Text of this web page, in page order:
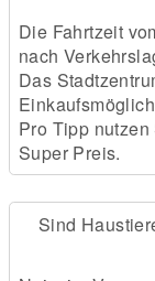
Die Fahrtzeit
nach
Das
Pro Tipp
Super Preis.
Sind